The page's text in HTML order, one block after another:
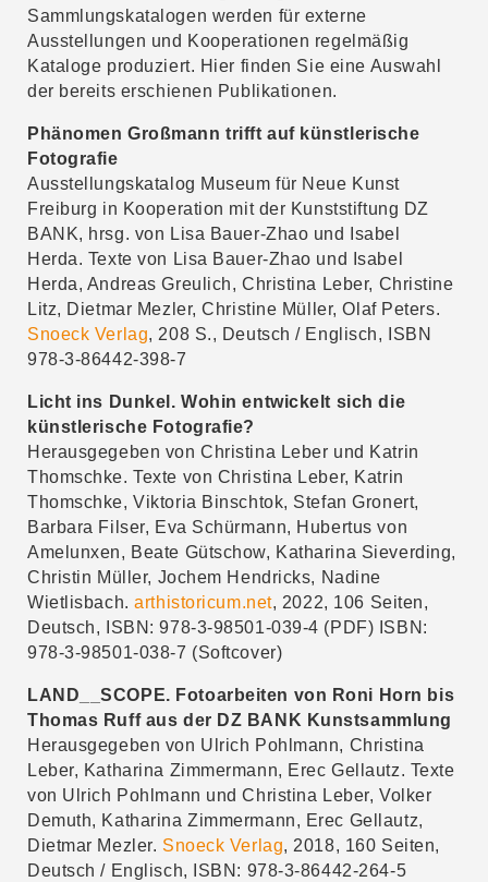
20. Oktober 2023 bis 3. Februar 2024
Download
Erde. Verwobenes Leben
Download
Himmel. Die Entdeckung der Weltordnung
9. Februar bis 20. Mai 2023
Download
Förderstipendium 2021/2022
27. Oktober 2022 bis 28. Januar 2023
Download
Passagen
Download
Durchblick. Lilly Lulay und Susa Templin
16. Februar bis 21. Mai 2022
Download
Förderstipendium 2019/2020
Sophie Thun und Sara Cwynar
22. September 2021 bis 5. Februar 2022
Download
Adrian Sauer. Identitäten und Ideologien
27. Mai bis 11. September 2021
Download
Win-Win. Synergien in der Kunst
2. September 2020 bis 13. Februar 2021
Download
Katharina Sieverding: Unwiderstehliche
historische Strömung
Sammlungskatalogen werden für externe
Ausstellungen und Kooperationen regelmäßig
Kataloge produziert. Hier finden Sie eine Auswahl
der bereits erschienen Publikationen.
Phänomen Großmann trifft auf künstlerische
Fotografie
Ausstellungskatalog Museum für Neue Kunst
Freiburg in Kooperation mit der Kunststiftung DZ
BANK, hrsg. von Lisa Bauer-Zhao und Isabel
Herda. Texte von Lisa Bauer-Zhao und Isabel
Herda, Andreas Greulich, Christina Leber, Christine
Litz, Dietmar Mezler, Christine Müller, Olaf Peters.
Snoeck Verlag, 208 S., Deutsch / Englisch, ISBN
978-3-86442-398-7
Licht ins Dunkel. Wohin entwickelt sich die
künstlerische Fotografie?
Herausgegeben von Christina Leber und Katrin
Thomschke. Texte von Christina Leber, Katrin
Thomschke, Viktoria Binschtok, Stefan Gronert,
Barbara Filser, Eva Schürmann, Hubertus von
Amelunxen, Beate Gütschow, Katharina Sieverding,
Christin Müller, Jochem Hendricks, Nadine
Wietlisbach.arthistoricum.net, 2022, 106 Seiten,
Deutsch, ISBN: 978-3-98501-039-4 (PDF) ISBN:
978-3-98501-038-7 (Softcover)
LAND__SCOPE. Fotoarbeiten von Roni Horn bis
Thomas Ruff aus der DZ BANK Kunstsammlung
Herausgegeben von Ulrich Pohlmann, Christina
Leber, Katharina Zimmermann, Erec Gellautz. Texte
von Ulrich Pohlmann und Christina Leber, Volker
Demuth, Katharina Zimmermann, Erec Gellautz,
Dietmar Mezler. Snoeck Verlag, 2018, 160 Seiten,
Deutsch / Englisch, ISBN: 978-3-86442-264-5